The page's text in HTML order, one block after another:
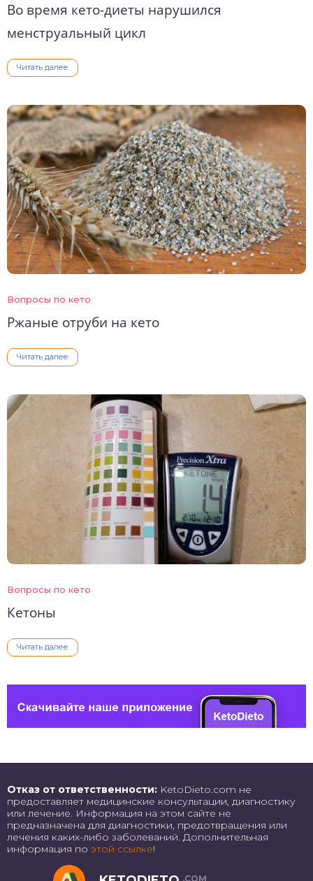
Во время кето-диеты нарушился
менструальный цикл
Читать далее
Вопросы по кето
Ржаные отруби на кето
Читать далее
Вопросы по кето
Кетоны
Читать далее
Отказ от ответственности: KetoDieto.com не
предоставляет медицинские консультации, диагностику
или лечение. Информация на этом сайте не
предназначена для диагностики, предотвращения или
лечения каких-либо заболеваний. Дополнительная
информация по этой ссылке!
.COM